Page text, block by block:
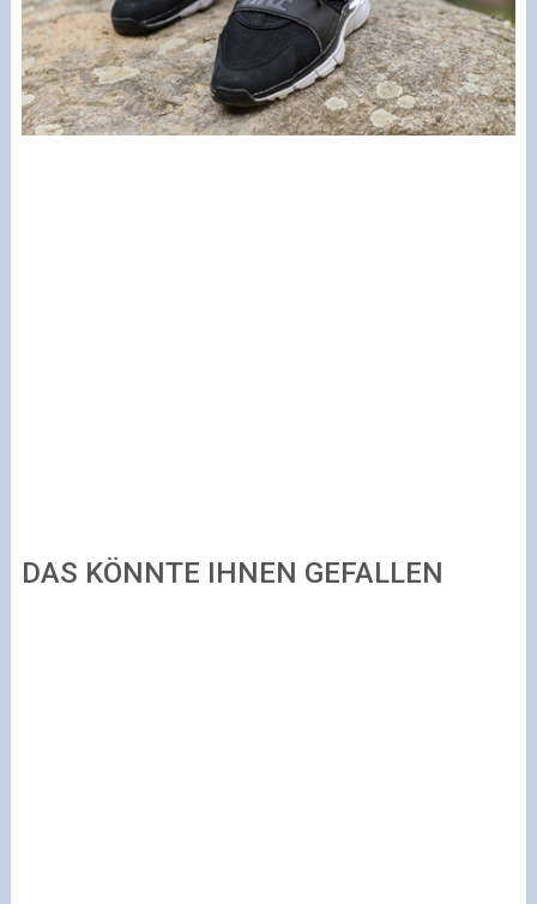
DAS KÖNNTE IHNEN GEFALLEN